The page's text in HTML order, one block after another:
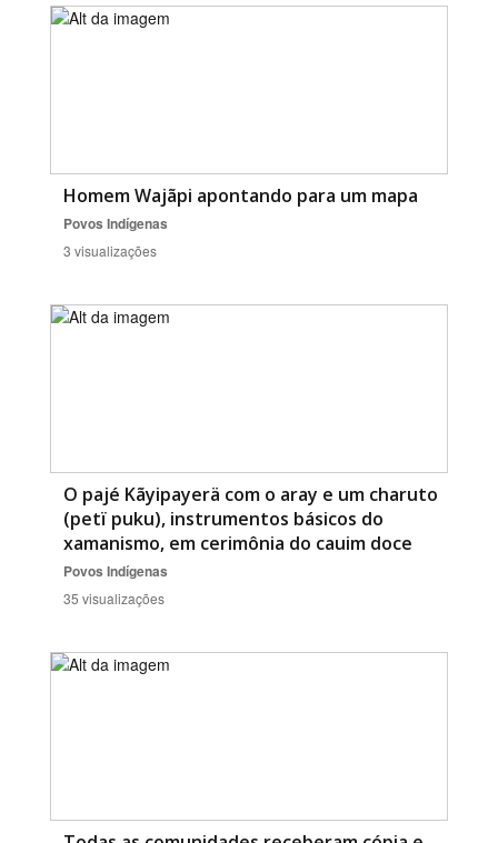
Homem Wajãpi apontando para um mapa
Povos Indígenas
3 visualizações
O pajé Kãyipayerä com o aray e um charuto
(petï puku), instrumentos básicos do
xamanismo, em cerimônia do cauim doce
Povos Indígenas
35 visualizações